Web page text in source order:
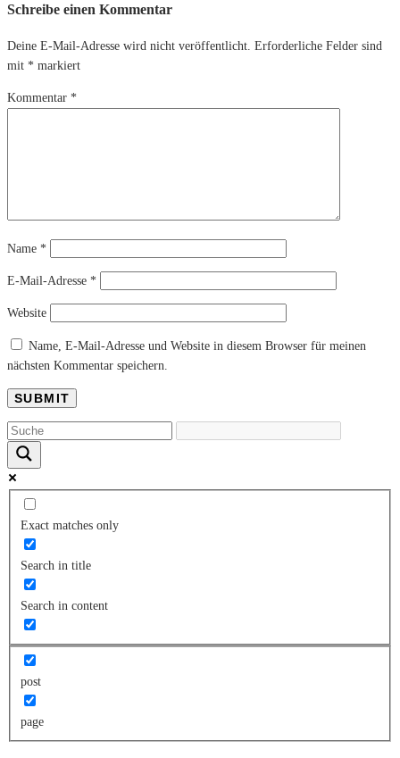
Schreibe einen Kommentar
Deine E-Mail-Adresse wird nicht veröffentlicht. Erforderliche Felder sind
mit * markiert
Kommentar *
Name *
E-Mail-Adresse *
Website
Name, E-Mail-Adresse und Website in diesem Browser für meinen
nächsten Kommentar speichern.
Exact matches only
Search in title
Search in content
post
page